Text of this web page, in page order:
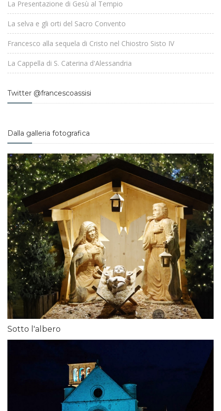
La Presentazione di Gesù al Tempio
La selva e gli orti del Sacro Convento
Francesco alla sequela di Cristo nel Chiostro Sisto IV
La Cappella di S. Caterina d'Alessandria
Twitter @francescoassisi
Dalla galleria fotografica
Sotto l'albero